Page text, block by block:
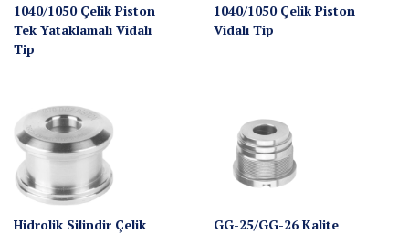
1040/1050 Çelik Piston
Tek Yataklamalı Vidalı
Tip
1040/1050 Çelik Piston
Vidalı Tip
Hidrolik Silindir Çelik
GG-25/GG-26 Kalite